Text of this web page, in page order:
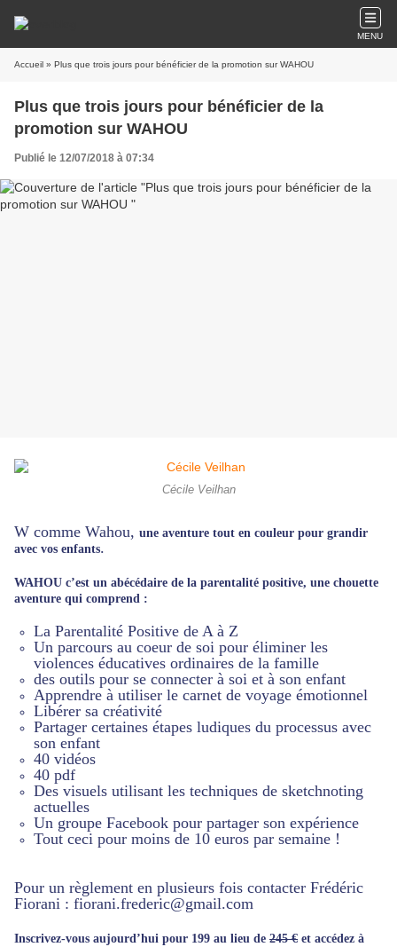
MENU
Accueil » Plus que trois jours pour bénéficier de la promotion sur WAHOU
Plus que trois jours pour bénéficier de la
promotion sur WAHOU
Publié le 12/07/2018 à 07:34
Cécile Veilhan
W comme Wahou, une aventure tout en couleur pour grandir
avec vos enfants.
WAHOU c’est un abécédaire de la parentalité positive, une chouette
aventure qui comprend :
La Parentalité Positive de A à Z
Un parcours au coeur de soi pour éliminer les
violences éducatives ordinaires de la famille
des outils pour se connecter à soi et à son enfant
Apprendre à utiliser le carnet de voyage émotionnel
Libérer sa créativité
Partager certaines étapes ludiques du processus avec
son enfant
40 vidéos
40 pdf
Des visuels utilisant les techniques de sketchnoting
actuelles
Un groupe Facebook pour partager son expérience
Tout ceci pour moins de 10 euros par semaine !
Pour un règlement en plusieurs fois contacter Frédéric
Fiorani : fiorani.frederic@gmail.com
Inscrivez-vous aujourd’hui pour 199 au lieu de 245 € et accédez à